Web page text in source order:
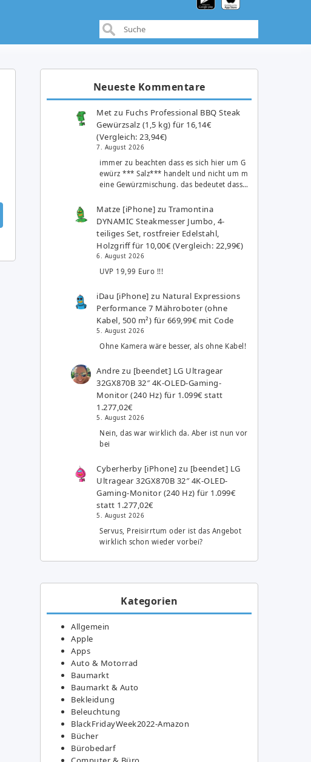
Neueste Kommentare
Met zu Fuchs Professional BBQ Steak
Gewürzsalz (1,5 kg) für 16,14€
(Vergleich: 23,94€)
7. August 2026
immer zu beachten dass es sich hier um G
ewürz *** Salz*** handelt und nicht um m
eine Gewürzmischung. das bedeutet dass…
Matze [iPhone] zuTramontina
DYNAMIC Steakmesser Jumbo, 4-
teiliges Set, rostfreier Edelstahl,
Holzgriff für 10,00€ (Vergleich: 22,99€)
6. August 2026
UVP 19,99 Euro !!!
iDau [iPhone] zu Natural Expressions
Performance 7 Mähroboter (ohne
Kabel, 500 m²) für 669,99€ mit Code
5. August 2026
Ohne Kamera wäre besser, als ohne Kabel!
Andre zu [beendet] LG Ultragear
32GX870B 32″ 4K-OLED-Gaming-
Monitor (240 Hz) für 1.099€ statt
1.277,02€
5. August 2026
Nein, das war wirklich da. Aber ist nun vor
bei
Cyberherby [iPhone] zu [beendet] LG
Ultragear 32GX870B 32″ 4K-OLED-
Gaming-Monitor (240 Hz) für 1.099€
statt 1.277,02€
5. August 2026
Servus, Preisirrtum oder ist das Angebot
wirklich schon wieder vorbei?
Kategorien
Allgemein
Apple
Apps
Auto & Motorrad
Baumarkt
Baumarkt & Auto
Bekleidung
Beleuchtung
BlackFridayWeek2022-Amazon
Bücher
Bürobedarf